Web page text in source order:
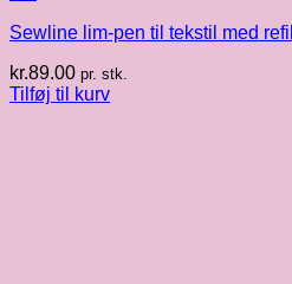
Sewline lim-pen til tekstil med refil
kr.89.00 pr. stk.
Tilføj til kurv